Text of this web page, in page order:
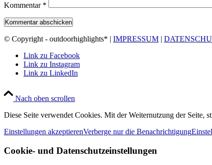
Kommentar *
© Copyright - outdoorhighlights* | IMPRESSUM |
Link zu Facebook
Link zu Instagram
Link zu LinkedIn
Nach oben scrollen
Diese Seite verwendet Cookies. Mit der Weiternutzung der Seite,
Einstellungen akzeptierenVerberge nur die Benachrichtigung
Cookie- und Datenschutzeinstellungen